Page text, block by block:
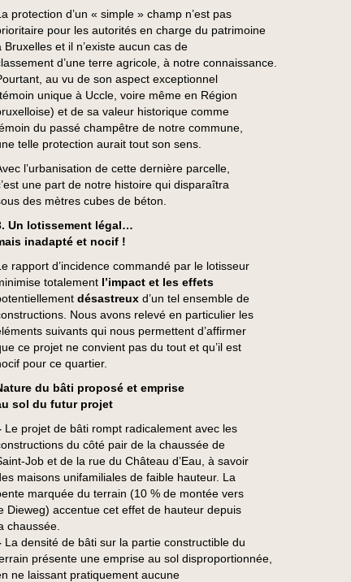
protection d’un « simple » champ n’est pas
pour les autorités en charge du patrimoine
Bruxelles et il n’existe aucun cas de
d’une terre agricole, à notre connaissance.
au vu de son aspect exceptionnel
unique à Uccle, voire même en Région
et de sa valeur historique comme
du passé champêtre de notre commune,
telle protection aurait tout son sens.
l’urbanisation de cette dernière parcelle,
une part de notre histoire qui disparaîtra
des mètres cubes de béton.
Un lotissement légal…
inadapté et nocif !
rapport d’incidence commandé par le lotisseur
totalement l’impact et les effets
désastreux d’un tel ensemble de
Nous avons relevé en particulier les
suivants qui nous permettent d’affirmer
ce projet ne convient pas du tout et qu’il est
pour ce quartier.
du bâti proposé et emprise
sol du futur projet
Le projet de bâti rompt radicalement avec les
du côté pair de la chaussée de
Job et de la rue du Château d’Eau, à savoir
maisons unifamiliales de faible hauteur. La
marquée du terrain (10 % de montée vers
Dieweg) accentue cet effet de hauteur depuis
chaussée.
La densité de bâti sur la partie constructible du
présente une emprise au sol disproportionnée,
ne laissant pratiquement aucune